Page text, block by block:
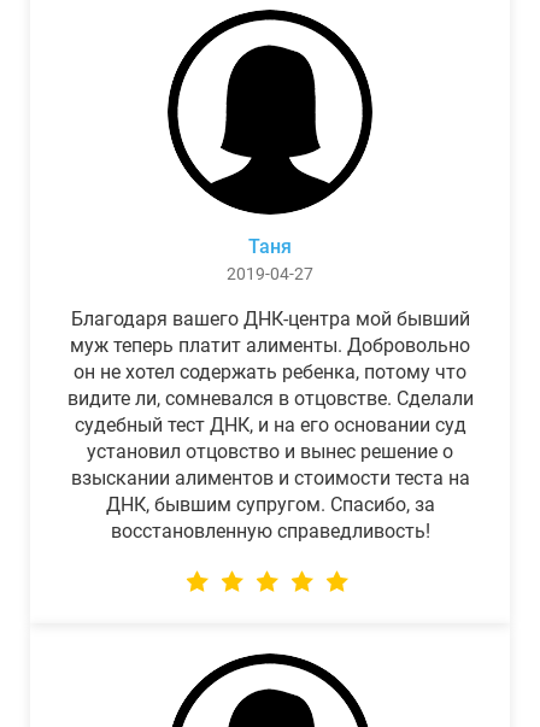
Таня
2019-04-27
Благодаря вашего ДНК-центра мой бывший
муж теперь платит алименты. Добровольно
он не хотел содержать ребенка, потому что
видите ли, сомневался в отцовстве. Сделали
судебный тест ДНК, и на его основании суд
установил отцовство и вынес решение о
взыскании алиментов и стоимости теста на
ДНК, бывшим супругом. Спасибо, за
восстановленную справедливость!